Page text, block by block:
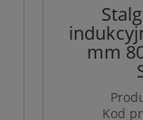
mm
Kod